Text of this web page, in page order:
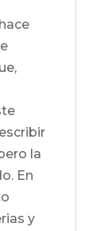
la
En
y